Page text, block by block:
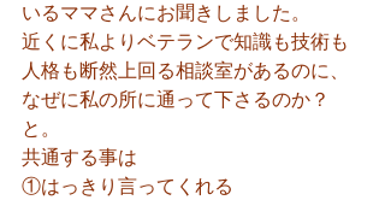
いるママさんにお聞きしました。
近くに私よりベテランで知識も技術も
人格も断然上回る相談室があるのに、
なぜに私の所に通って下さるのか？
と。
共通する事は
①はっきり言ってくれる